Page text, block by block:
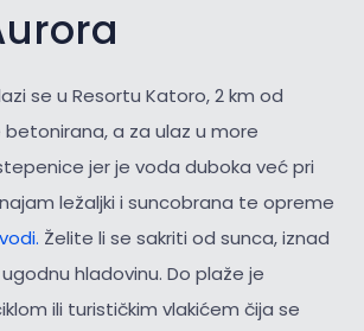
se u Resortu Katoro, 2 km od
betonirana, a za ulaz u more
jer je voda duboka već pri
ležaljki i suncobrana te opreme
Želite li se sakriti od sunca, iznad
hladovinu. Do plaže je
ili turističkim vlakićem čija se